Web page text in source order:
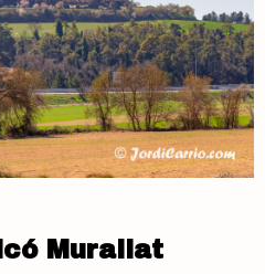
Murallat